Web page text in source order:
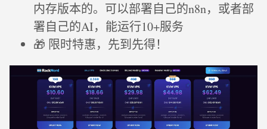
内存版本的。可以部署自己的n8n，或者部
署自己的AI，能运行10+服务
🎁 限时特惠，先到先得！